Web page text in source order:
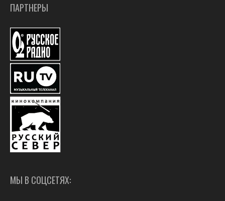
ПАРТНЕРЫ
МЫ В СОЦСЕТЯХ: